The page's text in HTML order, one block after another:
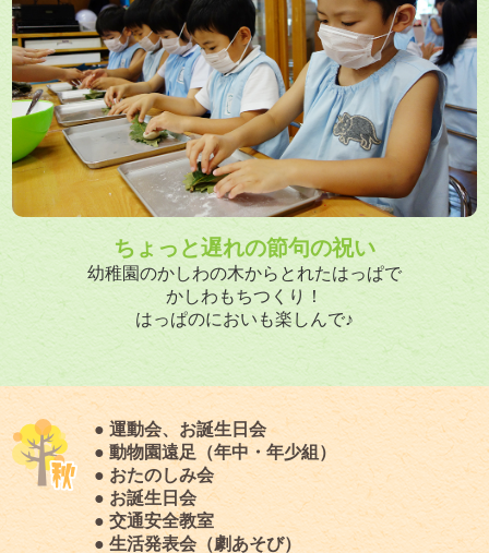
ちょっと遅れの節句の祝い
幼稚園のかしわの木からとれたはっぱで
かしわもちつくり！
はっぱのにおいも楽しんで♪
● 運動会、お誕生日会
● 動物園遠足（年中・年少組）
● おたのしみ会
● お誕生日会
● 交通安全教室
● 生活発表会（劇あそび）